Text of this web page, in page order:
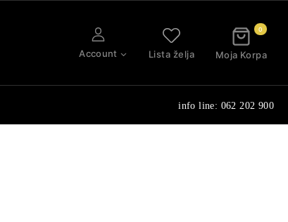
Account Lista želja
0
Moja Korpa
info line: 062 202 900